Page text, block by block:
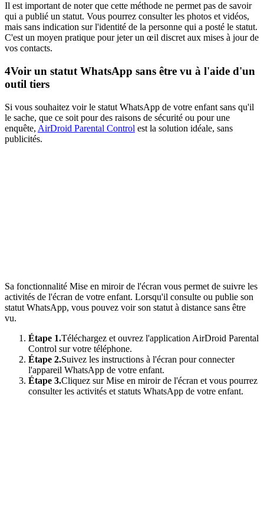
Il est important de noter que cette méthode ne permet pas de savoir
qui a publié un statut. Vous pourrez consulter les photos et vidéos,
mais sans indication sur l'identité de la personne qui a posté le statut.
C'est un moyen pratique pour jeter un œil discret aux mises à jour de
vos contacts.
4Voir un statut WhatsApp sans être vu à l'aide d'un
outil tiers
Si vous souhaitez voir le statut WhatsApp de votre enfant sans qu'il
le sache, que ce soit pour des raisons de sécurité ou pour une
enquête, AirDroid Parental Control est la solution idéale, sans
publicités.
Sa fonctionnalité Mise en miroir de l'écran vous permet de suivre les
activités de l'écran de votre enfant. Lorsqu'il consulte ou publie son
statut WhatsApp, vous pouvez voir son statut à distance sans être
vu.
Étape 1.Téléchargez et ouvrez l'application AirDroid Parental
Control sur votre téléphone.
Étape 2.Suivez les instructions à l'écran pour connecter
l'appareil WhatsApp de votre enfant.
Étape 3.Cliquez sur Mise en miroir de l'écran et vous pourrez
consulter les activités et statuts WhatsApp de votre enfant.